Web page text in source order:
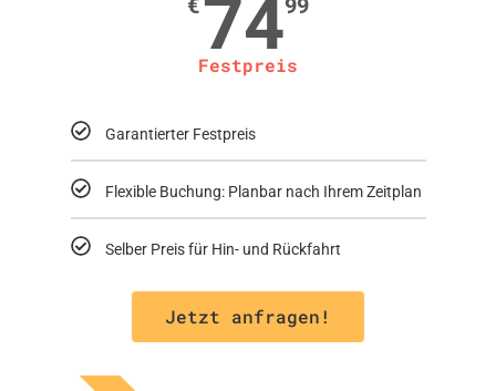
€ 7499
Festpreis
Garantierter Festpreis
Flexible Buchung: Planbar nach Ihrem Zeitplan
Selber Preis für Hin- und Rückfahrt
Jetzt anfragen!